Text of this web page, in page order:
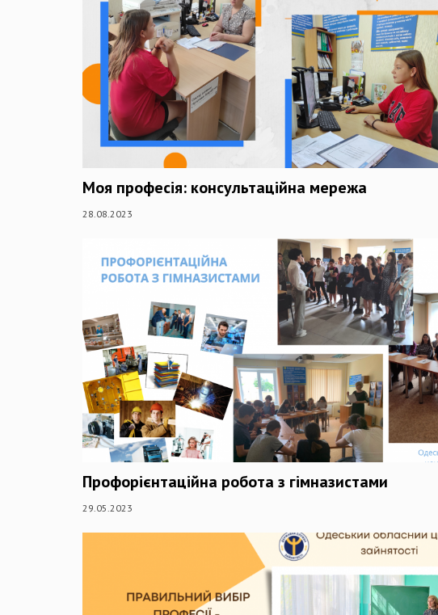
Моя професія: консультаційна мережа
28.08.2023
Профорієнтаційна робота з гімназистами
29.05.2023